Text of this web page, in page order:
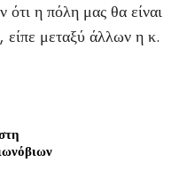
ότι η πόλη μας θα είναι
είπε μεταξύ άλλων η κ.